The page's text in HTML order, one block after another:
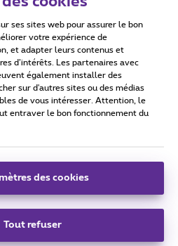
Accessibility statement
- B-1030 Bruxelles.
ses sites web pour assurer le bon
votre expérience de
et adapter leurs contenus et
d’intérêts. Les partenaires avec
également installer des
sur d'autres sites ou des médias
de vous intéresser. Attention, le
entraver le bon fonctionnement du
des cookies
Tout refuser